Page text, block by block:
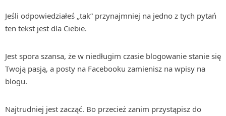
Jeśli odpowiedziałeś „tak” przynajmniej na jedno z tych pytań
ten tekst jest dla Ciebie.
Jest spora szansa, że w niedługim czasie blogowanie stanie się
Twoją pasją, a posty na Facebooku zamienisz na wpisy na
blogu.
Najtrudniej jest zacząć. Bo przecież zanim przystąpisz do